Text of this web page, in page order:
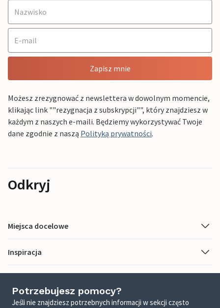
Zapisz mnie
Możesz zrezygnować z newslettera w dowolnym momencie,
klikając link ""rezygnacja z subskrypcji"", który znajdziesz w
każdym z naszych e-maili. Będziemy wykorzystywać Twoje
dane zgodnie z naszą Polityką prywatności.
Odkryj
Miejsca docelowe
Inspiracja
Potrzebujesz pomocy?
Jeśli nie znajdziesz potrzebnych informacji w sekcji często